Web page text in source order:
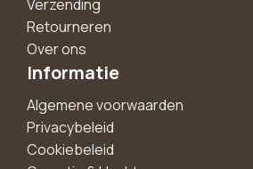
Verzending
Retourneren
Over ons
Informatie
Algemene voorwaarden
Privacybeleid
Cookiebeleid